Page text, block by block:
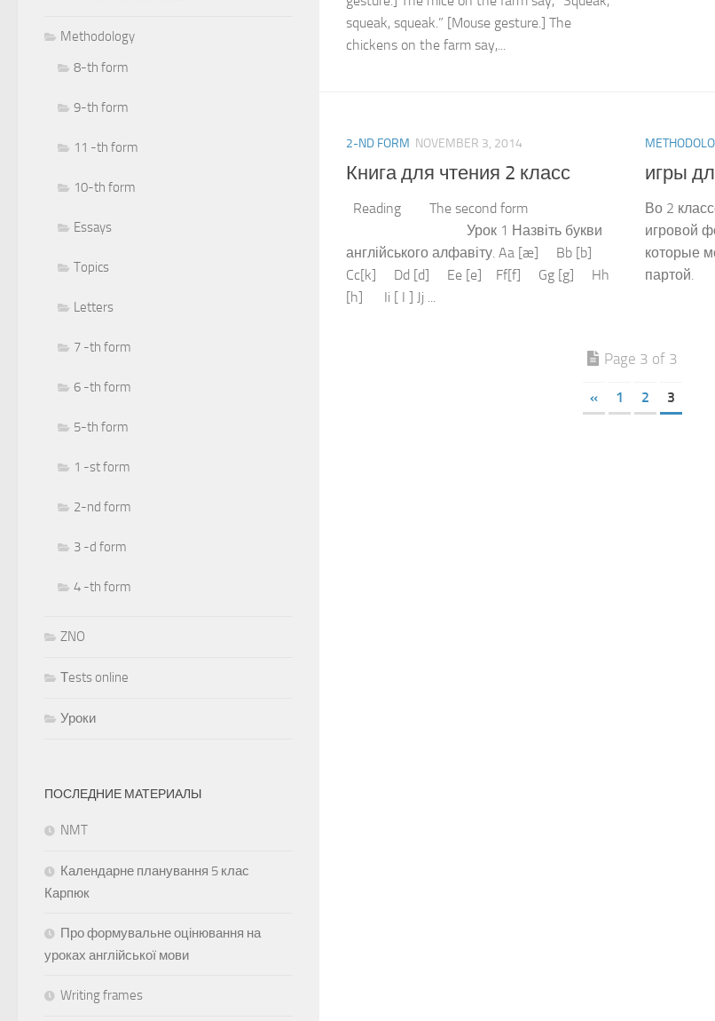
squeak, squeak.” [Mouse gesture.] The
chickens on the farm say,...
2-ND FORM NOVEMBER 3, 2014
Книга для чтения 2 класс
Reading The second form
Урок 1 Назвіть букви
англійського алфавіту. Aa [æ] Bb [b]
Cc[k] Dd [d] Ee [e] Ff[f] Gg [g] Hh
[h] Ii [ I ] Jj ...
игры
Во 2
игровой
которые
партой.
Page 3 of 3
« 1 2 3
Methodology
8-th form
9-th form
11 -th form
10-th form
Essays
Topics
Letters
7 -th form
6 -th form
5-th form
1 -st form
2-nd form
3 -d form
4 -th form
ZNO
Тests online
Уроки
ПОСЛЕДНИЕ МАТЕРИАЛЫ
NMT
Календарне планування 5 клас
Карпюк
Про формувальне оцінювання на
уроках англійської мови
Writing frames